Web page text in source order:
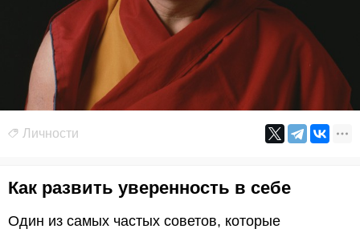
Личности
Как развить уверенность в себе
Один из самых частых советов, которые